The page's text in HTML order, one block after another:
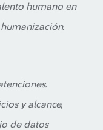
humano en
y alcance,
de datos